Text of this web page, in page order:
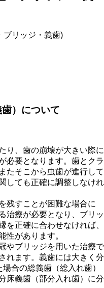
リッジ・義歯)
）について
り、歯の崩壊が大きい際に
必要となります。歯とクラ
たそこから虫歯が進行して
しても正確に調整しなけれ
残すことが困難な場合に
治療が必要となり、ブリッ
を正確に合わせなければ、
性があります。
やブリッジを用いた治療で
れます。義歯には大きく分
合の総義歯（総入れ歯）
床義歯（部分入れ歯）に分